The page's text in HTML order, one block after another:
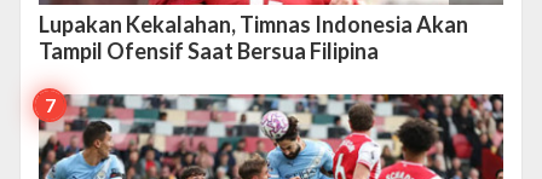
Lupakan Kekalahan, Timnas Indonesia Akan
Tampil Ofensif Saat Bersua Filipina